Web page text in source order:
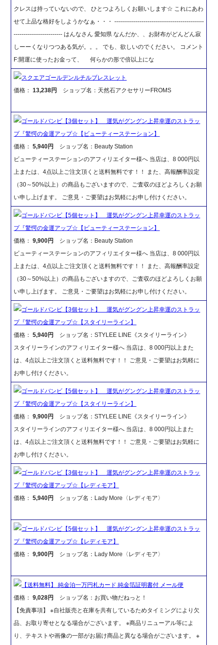
クレスは持っていないので、 ひとつよろしくお願いします☆ これにあわ
せて上品な格好をしようかなぁ・・・ ----------------------------------------------
------------------------- はんなさん 愛知県 なんだか、、お財布がどんどん寂
しーーくなりつつある気が。。。 でも、欲しいのでください。 コメント
F:開運に使ったお金って、 何らかの形で倍以上にな
スクエアゴールデンルチルブレスレット
価格：13,238円 ショップ名：天然石アクセサリーFROMS
ゴールドバンビ【3個セット】 運気がグングン上昇幸運のストラッ
プ『驚愕の金運アップ☆【ビューティーステーション】
価格：5,940円
ショップ名：Beauty Station
ビューティーステーションのアフィリエイター様へ 当店は、8 000円以
上または、4点以上ご注文頂くと送料無料です！！ また、高報酬率設定
（30～50%以上）の商品もございますので、ご査収のほどよろしくお願
い申し上げます。 ご意見・ご要望はお気軽にお申し付けください。
ゴールドバンビ【5個セット】 運気がグングン上昇幸運のストラッ
プ『驚愕の金運アップ☆【ビューティーステーション】
価格：9,900円
ショップ名：Beauty Station
ビューティーステーションのアフィリエイター様へ 当店は、8 000円以
上または、4点以上ご注文頂くと送料無料です！！ また、高報酬率設定
（30～50%以上）の商品もございますので、ご査収のほどよろしくお願
い申し上げます。 ご意見・ご要望はお気軽にお申し付けください。
ゴールドバンビ【3個セット】 運気がグングン上昇幸運のストラッ
プ『驚愕の金運アップ☆【スタイリーライン】
価格：5,940円
ショップ名：STYLEE LINE《スタイリーライン》
スタイリーラインのアフィリエイター様へ 当店は、8 000円以上また
は、4点以上ご注文頂くと送料無料です！！ ご意見・ご要望はお気軽に
お申し付けください。
ゴールドバンビ【5個セット】 運気がグングン上昇幸運のストラッ
プ『驚愕の金運アップ☆【スタイリーライン】
価格：9,900円
ショップ名：STYLEE LINE《スタイリーライン》
スタイリーラインのアフィリエイター様へ 当店は、8 000円以上また
は、4点以上ご注文頂くと送料無料です！！ ご意見・ご要望はお気軽に
お申し付けください。
ゴールドバンビ【3個セット】 運気がグングン上昇幸運のストラッ
プ『驚愕の金運アップ☆【レディモア】
価格：5,940円 ショップ名：Lady More〈レディモア〉
ゴールドバンビ【5個セット】 運気がグングン上昇幸運のストラッ
プ『驚愕の金運アップ☆【レディモア】
価格：9,900円 ショップ名：Lady More〈レディモア〉
【送料無料】 純金泊一万円札カード 純金箔証明書付 メール便
価格：9,028円
ショップ名：お買い物だねっと！
【免責事項】 ※自社販売と在庫を共有しているためタイミングにより欠
品、お取り寄せとなる場合がございます。 ※商品リニューアル等によ
り、テキストや画像の一部がお届け商品と異なる場合がございます。 ※